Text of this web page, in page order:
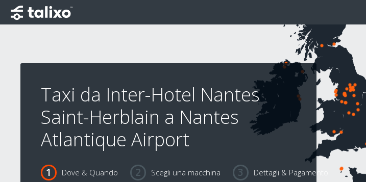
Taxi da Inter-Hotel Nantes
Saint-Herblain a Nantes
Atlantique Airport
Dove & Quando Scegli una macchina Dettagli & Pagamento